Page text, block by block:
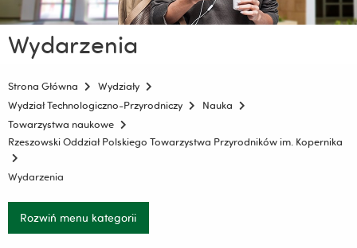
Wydarzenia
Strona Główna
Wydziały
Wydział Technologiczno-Przyrodniczy
Nauka
Towarzystwa naukowe
Rzeszowski Oddział Polskiego Towarzystwa Przyrodników im. Kopernika
Wydarzenia
Rozwiń menu kategorii